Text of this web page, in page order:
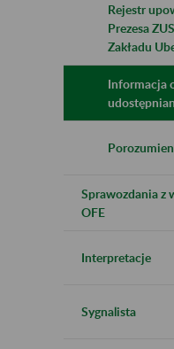
Rejestr
Prezesa
Zakładu
Informacja
Sprawozdania z
OFE
Interpretacje
Sygnalista